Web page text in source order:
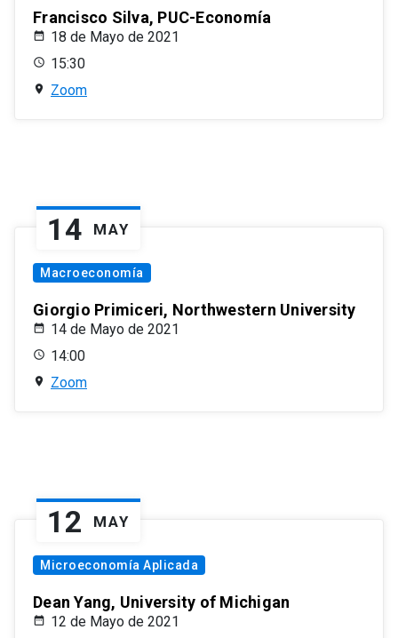
Francisco Silva, PUC-Economía
18 de Mayo de 2021
15:30
Zoom
14 MAY
Macroeconomía
Giorgio Primiceri, Northwestern University
14 de Mayo de 2021
14:00
Zoom
12 MAY
Microeconomía Aplicada
Dean Yang, University of Michigan
12 de Mayo de 2021